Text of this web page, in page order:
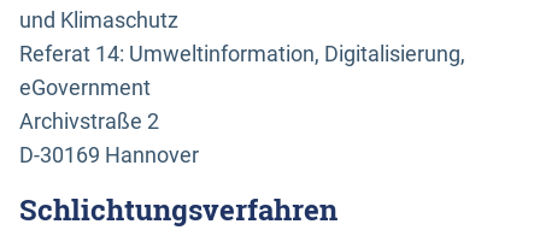
und Klimaschutz
Referat 14: Umweltinformation, Digitalisierung,
eGovernment
Archivstraße 2
D-30169 Hannover
Schlichtungsverfahren